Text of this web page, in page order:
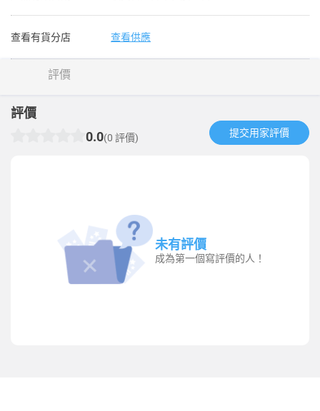
查看有貨分店 查看供應
評價
評價
0.0(0 評價) 提交用家評價​
未有評價
成為第一個寫評價的人！